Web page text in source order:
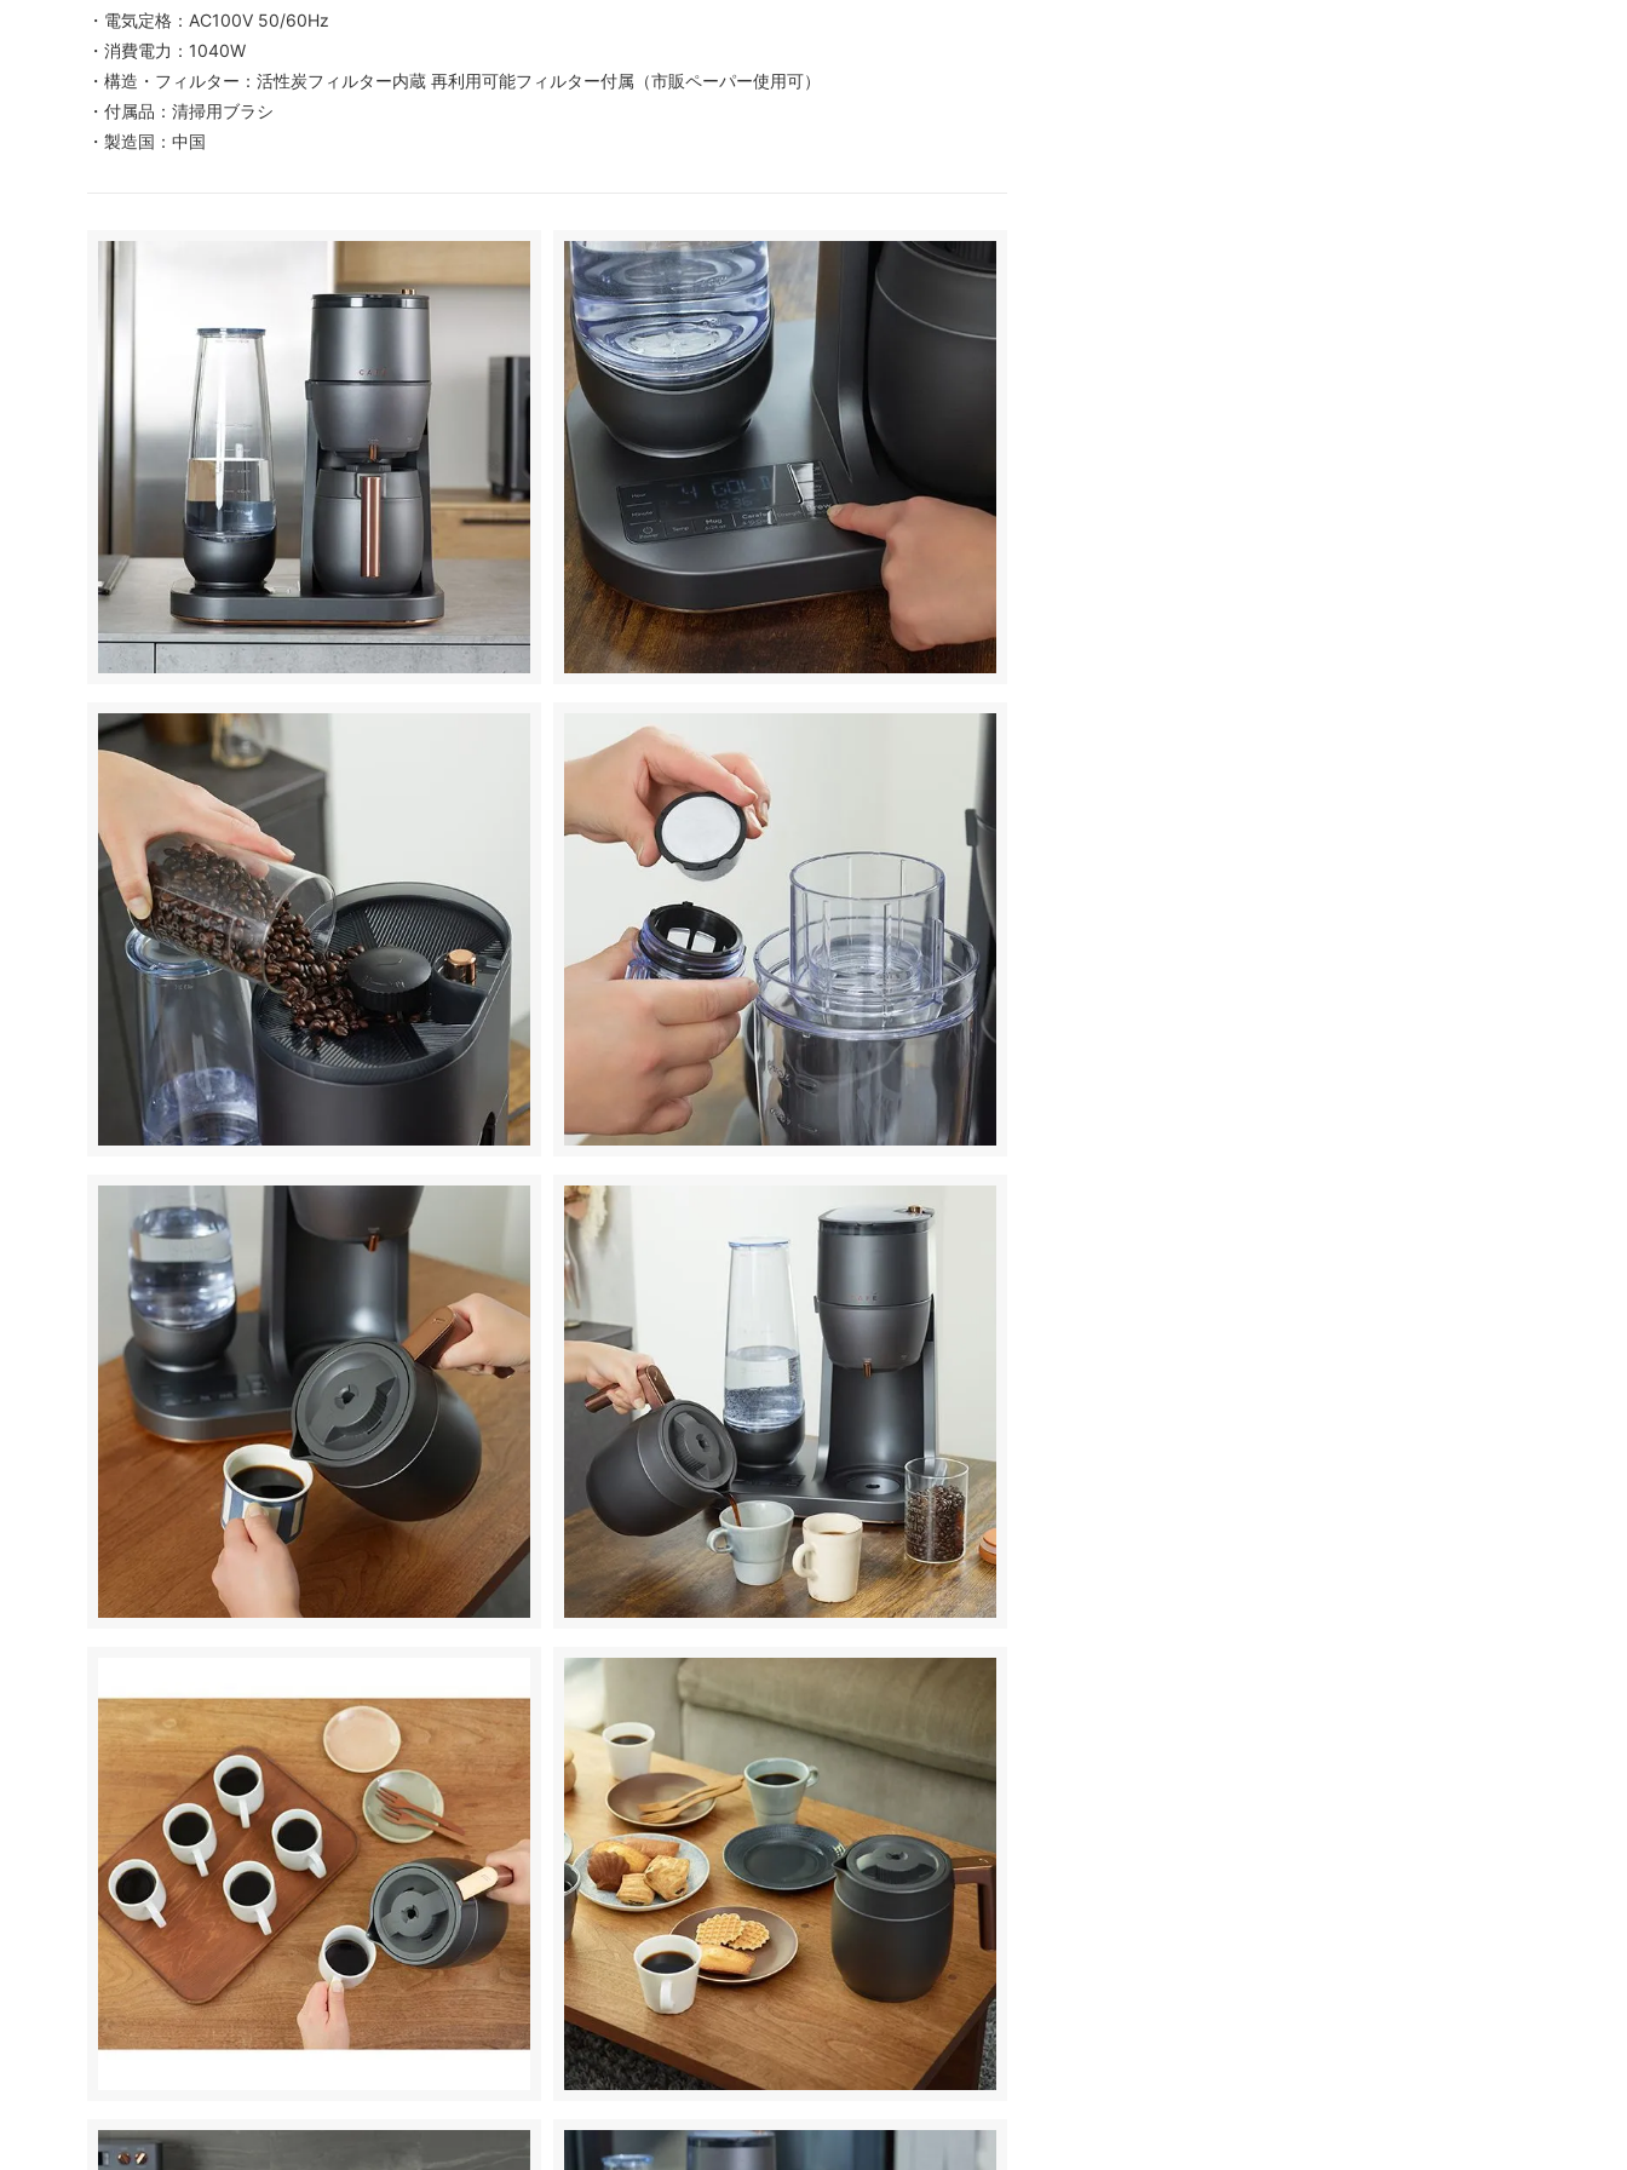
・電気定格：AC100V 50/60Hz
・消費電力：1040W
・構造・フィルター：活性炭フィルター内蔵 再利用可能フィルター付属（市販ペーパー使用可）
・付属品：清掃用ブラシ
・製造国：中国